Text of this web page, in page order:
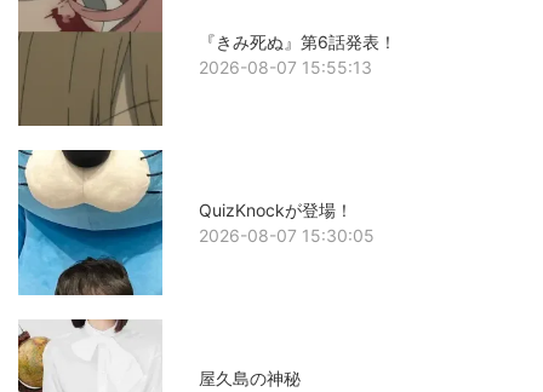
『きみ死ぬ』第6話発表！
2026-08-07 15:55:13
QuizKnockが登場！
2026-08-07 15:30:05
屋久島の神秘